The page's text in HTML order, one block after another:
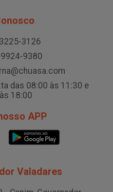
3126
9380
das 08:00 às 11:30 e
18:00
APP
Valadares